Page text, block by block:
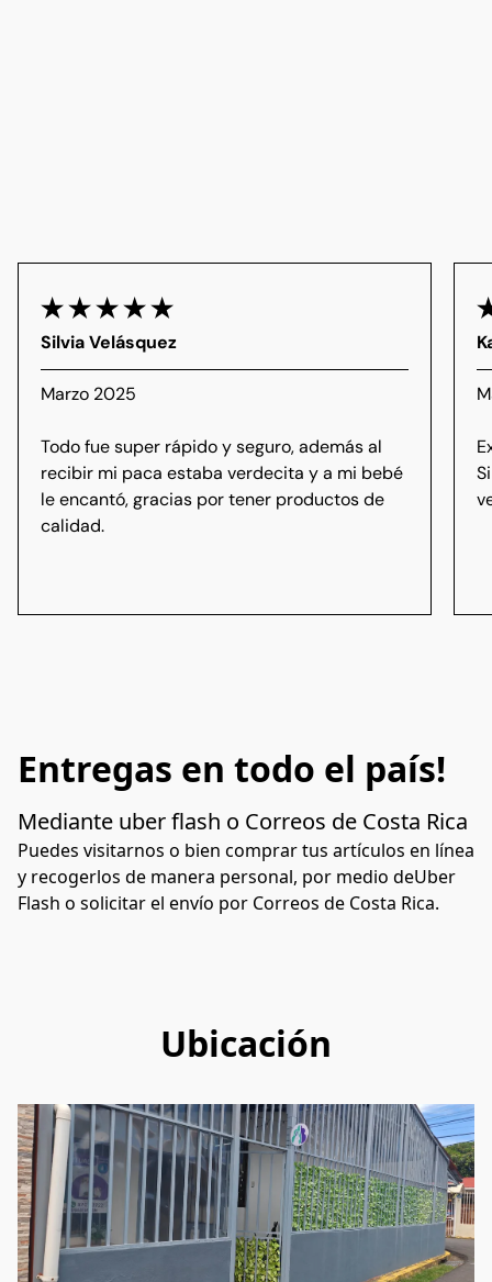
Silvia Velásquez
Marzo 2025
Todo fue super rápido y seguro, además al
recibir mi paca estaba verdecita y a mi bebé
le encantó, gracias por tener productos de
calidad.
Entregas en todo el país!
Mediante uber flash o Correos de Costa Rica
Puedes visitarnos o bien comprar tus artículos en línea
y recogerlos de manera personal, por medio deUber
Flash o solicitar el envío por Correos de Costa Rica.
Ubicación